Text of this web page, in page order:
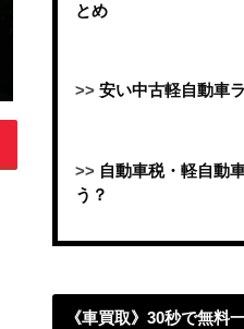
とめ
>> 安い中古軽自動車
>> 自動車税・軽自動
う？
《車買取》30秒で無料